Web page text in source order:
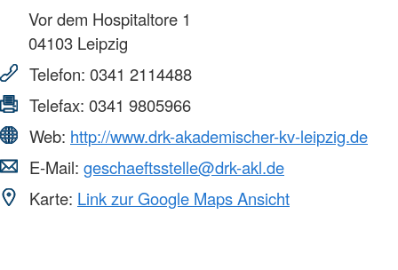
Vor dem Hospitaltore 1
04103 Leipzig
Telefon: 0341 2114488
Telefax: 0341 9805966
Web: http://www.drk-akademischer-kv-leipzig.de
E-Mail: geschaeftsstelle@drk-akl.de
Karte: Link zur Google Maps Ansicht